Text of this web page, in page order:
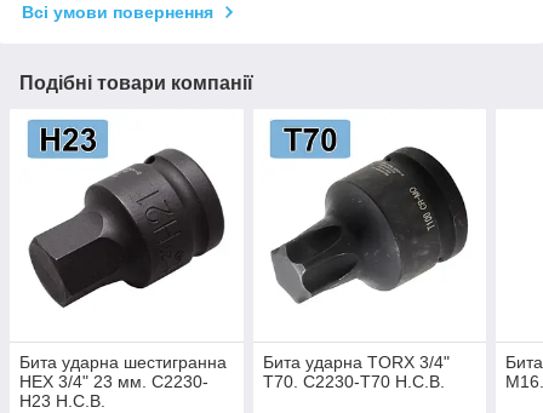
Всі умови повернення
Подібні товари компанії
Бита ударна шестигранна
HEX 3/4" 23 мм. C2230-
H23 H.C.B.
Бита ударна TORX 3/4"
T70. C2230-T70 H.C.B.